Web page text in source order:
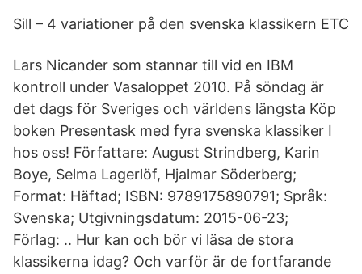
Sill – 4 variationer på den svenska klassikern ETC
Lars Nicander som stannar till vid en IBM
kontroll under Vasaloppet 2010. På söndag är
det dags för Sveriges och världens längsta Köp
boken Presentask med fyra svenska klassiker I
hos oss! Författare: August Strindberg, Karin
Boye, Selma Lagerlöf, Hjalmar Söderberg;
Format: Häftad; ISBN: 9789175890791; Språk:
Svenska; Utgivningsdatum: 2015-06-23;
Förlag: .. Hur kan och bör vi läsa de stora
klassikerna idag? Och varför är de fortfarande